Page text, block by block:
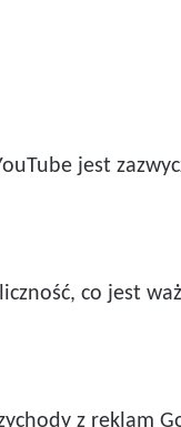
jest
co jest
z reklam